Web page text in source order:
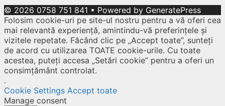
© 2026 0758 751 841 • Powered by GeneratePress
Folosim cookie-uri pe site-ul nostru pentru a vă oferi cea
mai relevantă experiență, amintindu-vă preferințele și
vizitele repetate. Făcând clic pe „Accept toate”, sunteți
de acord cu utilizarea TOATE cookie-urile. Cu toate
acestea, puteți accesa „Setări cookie” pentru a oferi un
consimțământ controlat.
.
Cookie Settings Accept toate
Manage consent